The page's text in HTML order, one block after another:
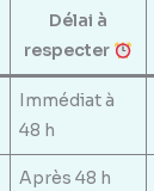
Délai à
respecter
Immédiat à
48 h
Après 48 h